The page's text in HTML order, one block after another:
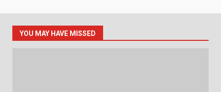
YOU MAY HAVE MISSED